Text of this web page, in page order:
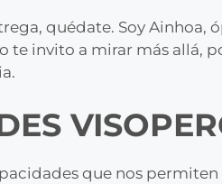
quédate. Soy
te invito a mirar más allá,
que nos